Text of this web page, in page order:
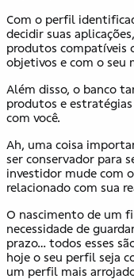
Com o perfil
decidir suas
produtos compatíveis
objetivos e com o seu
Além disso, o banco
produtos e
com você.
Ah, uma coisa
ser conservador para
investidor mude com
relacionado com sua
O nascimento de um
necessidade de
prazo… todos esses
hoje o seu perfil seja
um perfil mais